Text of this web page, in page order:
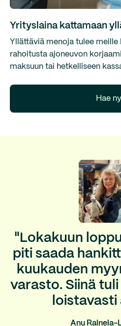
Yrityslaina kattamaan
Yllättäviä menoja tulee meille
rahoitusta ajoneuvon
maksuun tai hetkelliseen
Hae
"Lokakuun
piti saada
kuukauden
varasto. Siinä
loistavasti
Anu Rainela-